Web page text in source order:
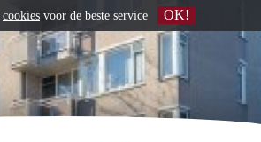
cookies voor de beste service OK!